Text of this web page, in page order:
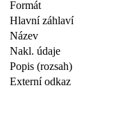
Formát
Hlavní záhlaví
Název
Nakl. údaje
Popis (rozsah)
Externí odkaz